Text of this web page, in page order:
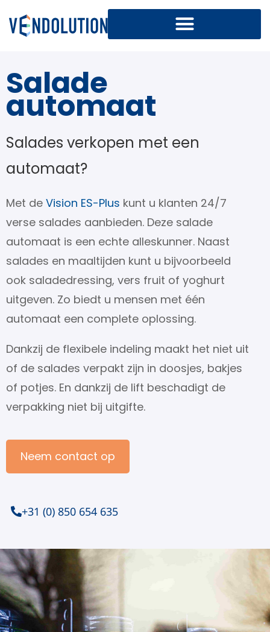
Salade
automaat
Salades verkopen met een
automaat?
Met de Vision ES-Plus kunt u klanten 24/7
verse salades aanbieden. Deze salade
automaat is een echte alleskunner. Naast
salades en maaltijden kunt u bijvoorbeeld
ook saladedressing, vers fruit of yoghurt
uitgeven. Zo biedt u mensen met één
automaat een complete oplossing.
Dankzij de flexibele indeling maakt het niet uit
of de salades verpakt zijn in doosjes, bakjes
of potjes. En dankzij de lift beschadigt de
verpakking niet bij uitgifte.
Neem contact op
+31 (0) 850 654 635